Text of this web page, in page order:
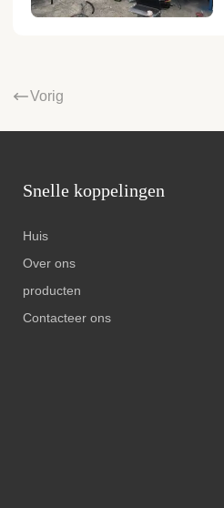
Vorig
Snelle koppelingen
Huis
Over ons
producten
Contacteer ons